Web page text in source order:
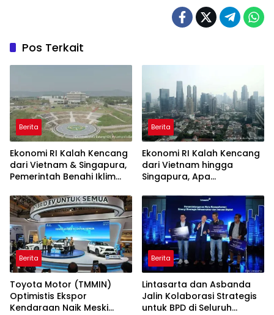
Pos Terkait
Berita
Ekonomi RI Kalah Kencang
dari Vietnam & Singapura,
Pemerintah Benahi Iklim
Berita
Ekonomi RI Kalah Kencang
dari Vietnam hingga
Singapura, Apa
Berita
Toyota Motor (TMMIN)
Optimistis Ekspor
Kendaraan Naik Meski
Berita
Lintasarta dan Asbanda
Jalin Kolaborasi Strategis
untuk BPD di Seluruh